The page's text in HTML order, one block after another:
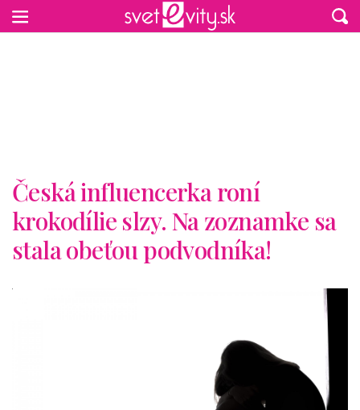
Česká influencerka roní
krokodílie slzy. Na zoznamke sa
stala obeťou podvodníka!